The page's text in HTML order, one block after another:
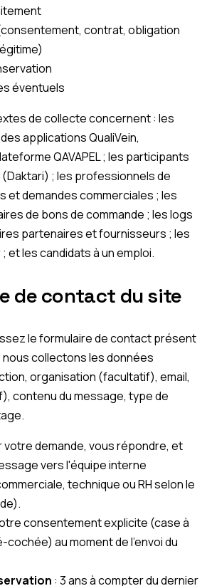
contrat, obligation
éventuels
de collecte concernent : les
applications QualiVein,
QAVAPEL ; les participants
; les professionnels de
et demandes commerciales ; les
de bons de commande ; les logs
partenaires et fournisseurs ; les
et les candidats à un emploi.
de contact du site
le formulaire de contact présent
nous collectons les données
organisation (facultatif), email,
contenu du message, type de
votre demande, vous répondre, et
vers l'équipe interne
technique ou RH selon le
consentement explicite (case à
cochée) au moment de l'envoi du
: 3 ans à compter du dernier